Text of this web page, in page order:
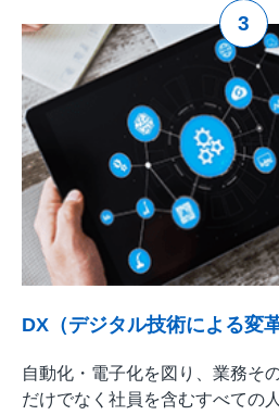
3
DX（デジタル技術による変革
自動化・電子化を図り、業務そ
だけでなく社員を含むすべての